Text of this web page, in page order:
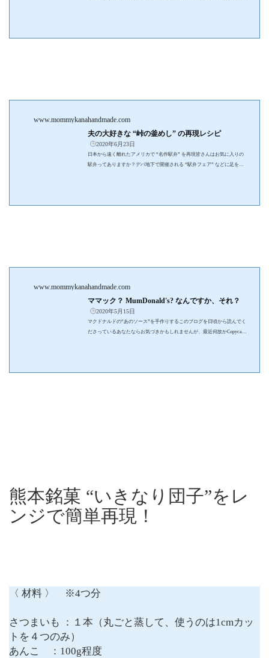
も、アジア系スーパーマーケットで探しても見つからず…。そこで、手作
www.mommykanahandmade.com
夫の大好きな “峠の釜めし” の再現レシピ
2020年6月23日
日本から遠く離れたアメリカで “名作駅弁” を再現皆さんはお気に入りの
駅弁ってありますか？デパ地下で開催される “駅弁フェア” などに足を運
と必ず “おぎのや・峠の釜めし” を食べます。引用；駅弁情報つくり続け
www.mommykanahandmade.com
ママック？ MumDonald's? なんですか、それ？
2020年5月15日
マクドナルドの“あのソース”を手作りするこのブログを日頃から読んでく
ださっているあなたならお気づきかもしれませんが、最近何故かCopycat r
ハイキングなどアウトドアを頑張った時のご褒美として、ヘトヘトで山か
熊本銘菓 “いきなり団子”をレ
ンジで簡単再現！
〈 材料 〉 ※4つ分
さつまいも ：１本（丸ごと蒸して、使うのは1cmカッ
トを４つのみ）
あんこ ：100g程度